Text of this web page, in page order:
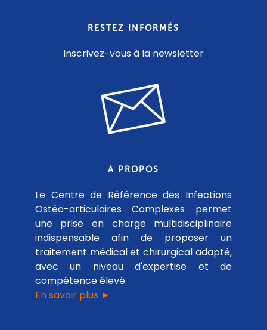
RESTEZ INFORMÉS
Inscrivez-vous à la newsletter
A PROPOS
Le Centre de Référence des Infections
Ostéo-articulaires Complexes permet
une prise en charge multidisciplinaire
indispensable afin de proposer un
traitement médical et chirurgical adapté,
avec un niveau d'expertise et de
compétence élevé.
En savoir plus ►